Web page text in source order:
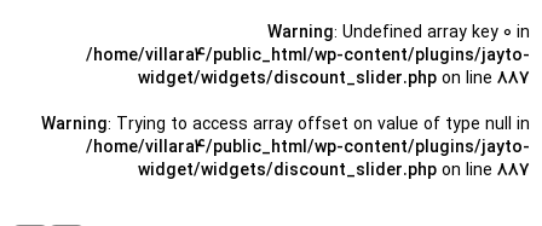
Warning: Undefined array key 0 in
/home/villara4/public_html/wp-content/plugins/jayto-
widget/widgets/discount_slider.php on line 887
Warning: Trying to access array offset on value of type null in
/home/villara4/public_html/wp-content/plugins/jayto-
widget/widgets/discount_slider.php on line 887